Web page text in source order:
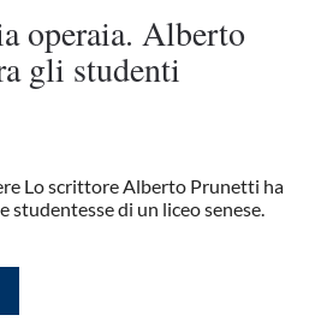
operaia. Alberto
gli studenti
Lo scrittore Alberto Prunetti ha
di un liceo senese.